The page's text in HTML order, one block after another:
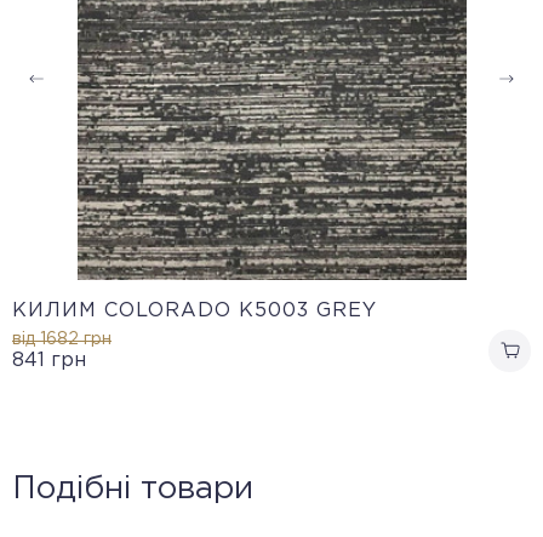
КИЛИМ COLORADO K5003 GREY
від 1682грн
841 грн
Подібні товари